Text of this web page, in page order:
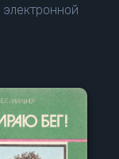
если логика
им помочь
надежда и путь